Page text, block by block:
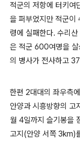
적군의 저항에 터키여
을 퍼부었지만 적군이
령에 실패한다. 수리산
은 적군 600여명을
의 병사가 전사하고 37
한편 2대대의 좌우측
안양과 시흥방향의 고
월 4일까지 슬기봉을
고지 (안양 서쪽 3km)